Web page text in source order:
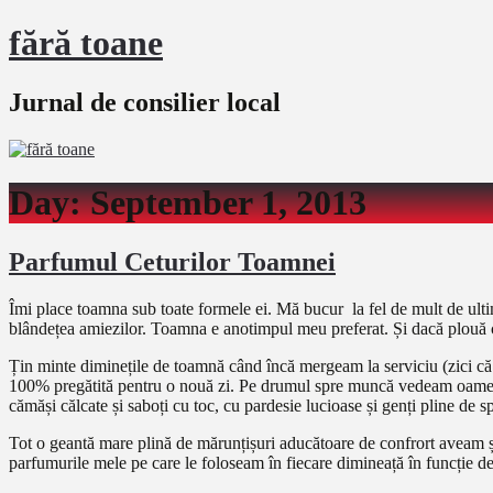
fără toane
Jurnal de consilier local
Day:September 1, 2013
Parfumul Ceturilor Toamnei
Îmi place toamna sub toate formele ei. Mă bucur la fel de mult de
blândețea amiezilor. Toamna e anotimpul meu preferat. Și dacă plouă
Țin minte diminețile de toamnă când încă mergeam la serviciu (zici
100% pregătită pentru o nouă zi. Pe drumul spre muncă vedeam
cămăși călcate și saboți cu toc, cu pardesie lucioase și genți pline de
Tot o geantă mare plină de mărunțișuri aducătoare de confrort
parfumurile mele pe care le foloseam în fiecare dimineață în funcție